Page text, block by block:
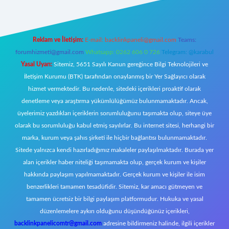
Reklam ve İletişim: E-mail: backlinkpaneli@gmail.com Teams:
forumhizmeti@gmail.com Whatsapp: 0262 606 0 726 Telegram: @karabul
Yasal Uyarı: Sitemiz, 5651 Sayılı Kanun gereğince Bilgi Teknolojileri ve
İletişim Kurumu (BTK) tarafından onaylanmış bir Yer Sağlayıcı olarak
hizmet vermektedir. Bu nedenle, sitedeki içerikleri proaktif olarak
denetleme veya araştırma yükümlülüğümüz bulunmamaktadır. Ancak,
üyelerimiz yazdıkları içeriklerin sorumluluğunu taşımakta olup, siteye üye
olarak bu sorumluluğu kabul etmiş sayılırlar. Bu internet sitesi, herhangi bir
marka, kurum veya şahıs şirketi ile hiçbir bağlantısı bulunmamaktadır.
Sitede yalnızca kendi hazırladığımız makaleler paylaşılmaktadır. Burada yer
alan içerikler haber niteliği taşımamakta olup, gerçek kurum ve kişiler
hakkında paylaşım yapılmamaktadır. Gerçek kurum ve kişiler ile isim
benzerlikleri tamamen tesadüfidir. Sitemiz, kar amacı gütmeyen ve
tamamen ücretsiz bir bilgi paylaşım platformudur. Hukuka ve yasal
düzenlemelere aykırı olduğunu düşündüğünüz içerikleri,
backlinkpanelicomtr@gmail.com adresine bildirmeniz halinde, ilgili içerikler